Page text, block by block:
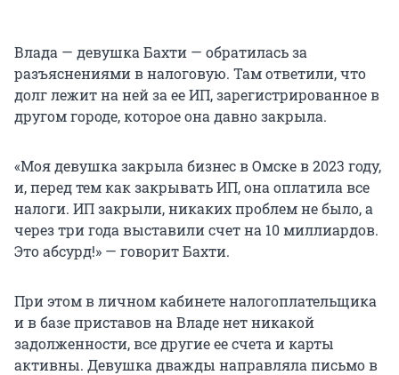
Влада — девушка Бахти — обратилась за
разъяснениями в налоговую. Там ответили, что
долг лежит на ней за ее ИП, зарегистрированное в
другом городе, которое она давно закрыла.
«Моя девушка закрыла бизнес в Омске в 2023 году,
и, перед тем как закрывать ИП, она оплатила все
налоги. ИП закрыли, никаких проблем не было, а
через три года выставили счет на 10 миллиардов.
Это абсурд!» — говорит Бахти.
При этом в личном кабинете налогоплательщика
и в базе приставов на Владе нет никакой
задолженности, все другие ее счета и карты
активны. Девушка дважды направляла письмо в